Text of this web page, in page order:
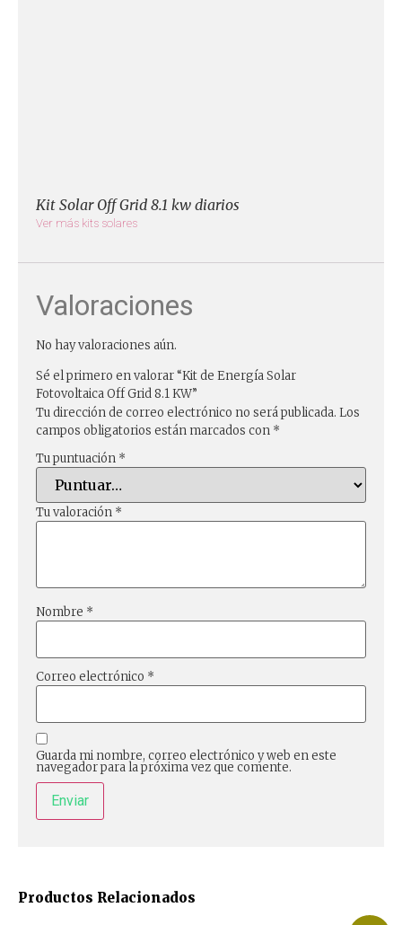
Productos Relacionados
Kit Solar Off Grid 8.1 kw diarios
Ver más kits solares
Valoraciones
No hay valoraciones aún.
Sé el primero en valorar “Kit de Energía Solar
Fotovoltaica Off Grid 8.1 KW”
Tu dirección de correo electrónico no será publicada. Los
campos obligatorios están marcados con *
Tu puntuación *
Tu valoración *
Nombre *
Correo electrónico *
Guarda mi nombre, correo electrónico y web en este
navegador para la próxima vez que comente.